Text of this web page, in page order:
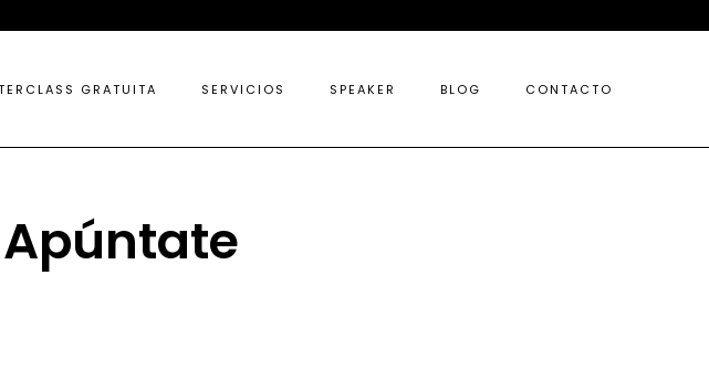
GRATUITA SERVICIOS SPEAKER BLOG CONTACTO